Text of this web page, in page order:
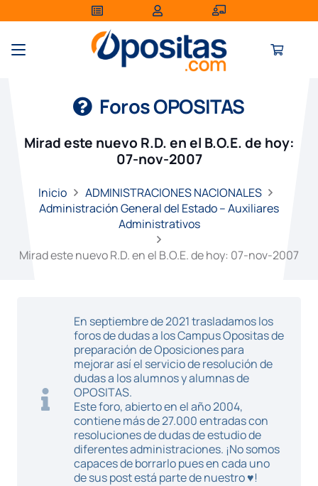
Foros OPOSITAS
Mirad este nuevo R.D. en el B.O.E. de hoy:
07-nov-2007
Inicio
ADMINISTRACIONES NACIONALES
Administración General del Estado – Auxiliares
Administrativos
Mirad este nuevo R.D. en el B.O.E. de hoy: 07-nov-2007
En septiembre de 2021 trasladamos los
foros de dudas a los Campus Opositas de
preparación de Oposiciones para
mejorar así el servicio de resolución de
dudas a los alumnos y alumnas de
OPOSITAS.
Este foro, abierto en el año 2004,
contiene más de 27.000 entradas con
resoluciones de dudas de estudio de
diferentes administraciones. ¡No somos
capaces de borrarlo pues en cada uno
de sus post está parte de nuestro ♥!